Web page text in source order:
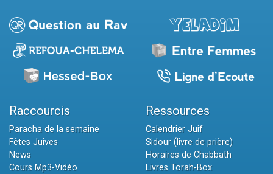
Raccourcis
Paracha de la semaine
Fêtes Juives
News
Cours Mp3-Vidéo
Ressources
Calendrier Juif
Sidour (livre de prière)
Horaires de Chabbath
Livres Torah-Box